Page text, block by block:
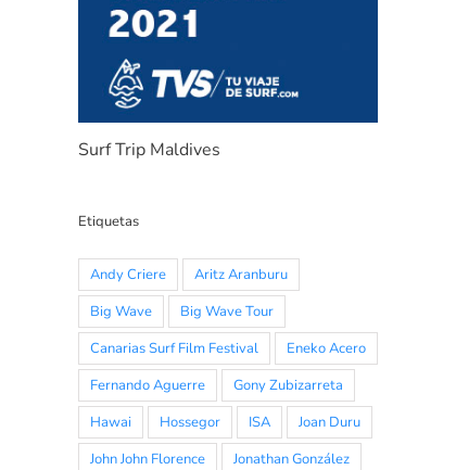
Surf Trip Maldives
Etiquetas
Andy Criere
Aritz Aranburu
Big Wave
Big Wave Tour
Canarias Surf Film Festival
Eneko Acero
Fernando Aguerre
Gony Zubizarreta
Hawai
Hossegor ISA
Joan Duru
John John Florence
Jonathan González